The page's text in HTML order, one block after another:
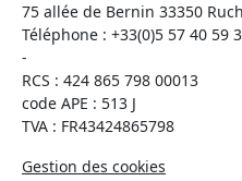
75 allée de Bernin 33350
Téléphone : +33(0)5 57 40 59
-
RCS : 424 865 798 00013
code APE : 513 J
TVA : FR43424865798
Gestion des cookies